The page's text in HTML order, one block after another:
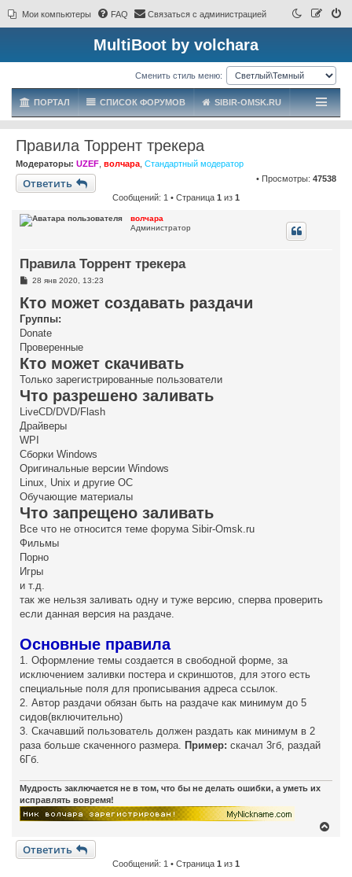
Мои компьютеры FAQ Связаться с администрацией
MultiBoot by volchara
Сменить стиль меню:
ПОРТАЛ СПИСОК ФОРУМОВ SIBIR-OMSK.RU
Правила Торрент трекера
Модераторы: UZEF волчара Стандартный модератор
Ответить • Просмотры: 47538
Сообщений: 1 • Страница 1 из 1
волчара
Администратор
Правила Торрент трекера
С
о
б
щ
е
н
и
28 янв 2020, 13:23
Кто может создавать раздачи
Группы:
Donate
Проверенные
Кто может скачивать
Только зарегистрированные пользователи
Что разрешено заливать
LiveCD/DVD/Flash
Драйверы
WPI
Сборки Windows
Оригинальные версии Windows
Linux, Unix и другие ОС
Обучающие материалы
Что запрещено заливать
Все что не относится теме форума Sibir-Omsk.ru
Фильмы
Порно
Игры
и т.д.
так же нельзя заливать одну и туже версию, сперва проверить
если данная версия на раздаче.
Основные правила
1. Оформление темы создается в свободной форме, за
исключением заливки постера и скриншотов, для этого есть
специальные поля для прописывания адреса ссылок.
2. Автор раздачи обязан быть на раздаче как минимум до 5
сидов(включительно)
3. Скачавший пользователь должен раздать как минимум в 2
раза больше скаченного размера. Пример: скачал 3гб, раздай
6Гб.
Мудрость заключается не в том, что бы не делать ошибки, а уметь их
исправлять вовремя!
Ответить
Сообщений: 1 • Страница 1 из 1